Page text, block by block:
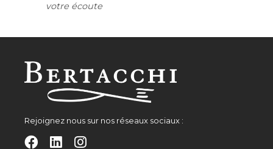
votre écoute
Rejoignez nous sur nos réseaux sociaux :